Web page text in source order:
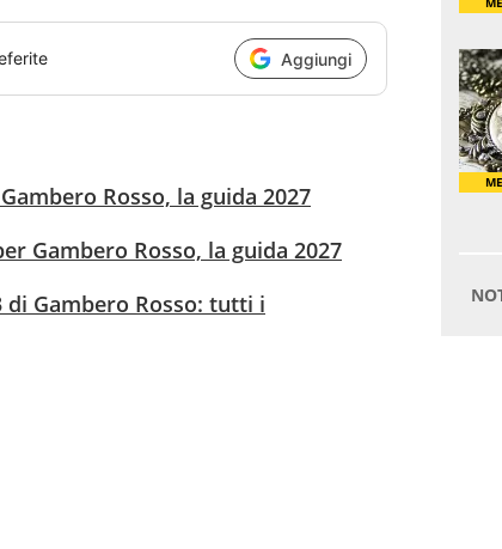
Aggiungi
Rosso, la guida 2027
Gambero Rosso, la guida 2027
Gambero Rosso: tutti i